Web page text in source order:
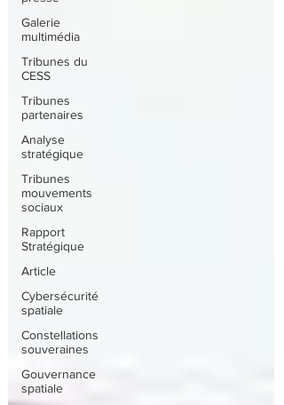
Galerie
multimédia
Tribunes du
CESS
Tribunes
partenaires
Analyse
stratégique
Tribunes
mouvements
sociaux
Rapport
Stratégique
Article
Cybersécurité
spatiale
Constellations
souveraines
Gouvernance
spatiale